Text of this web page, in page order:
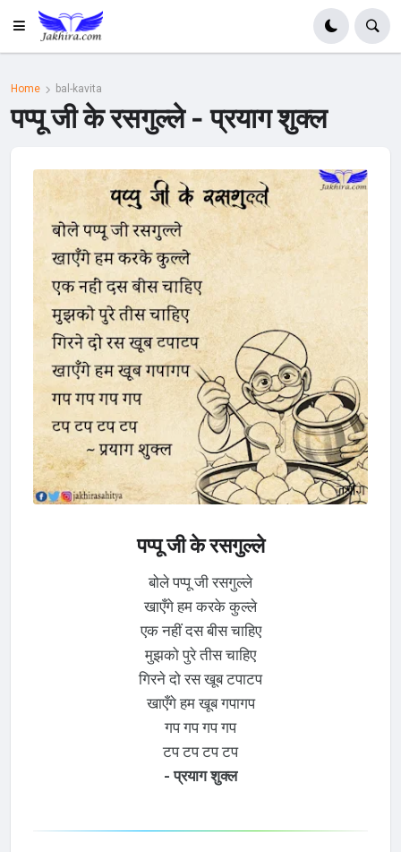
Home bal-kavita
पप्पू जी के रसगुल्ले - प्रयाग शुक्ल
पप्पू जी के रसगुल्ले
बोले पप्पू जी रसगुल्ले
खाएँगे हम करके कुल्ले
एक नहीं दस बीस चाहिए
मुझको पुरे तीस चाहिए
गिरने दो रस खूब टपाटप
खाएँगे हम खूब गपागप
गप गप गप गप
टप टप टप टप
- प्रयाग शुक्ल